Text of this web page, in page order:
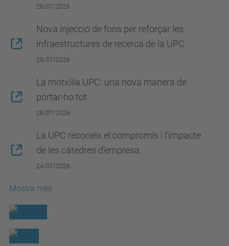
28/07/2026
Nova injecció de fons per reforçar les
infraestructures de recerca de la UPC
28/07/2026
La motxilla UPC: una nova manera de
portar-ho tot
28/07/2026
La UPC reconeix el compromís i l’impacte
de les càtedres d’empresa
24/07/2026
Mostra més